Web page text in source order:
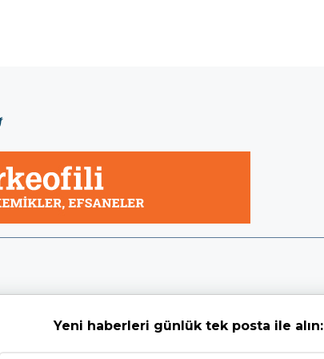
Yeni haberleri günlük tek posta ile alın: